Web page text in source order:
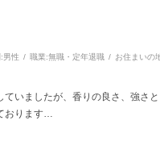
男性 職業:無職・定年退職 お住まいの
いましたが、香りの良さ、強さと
おります…